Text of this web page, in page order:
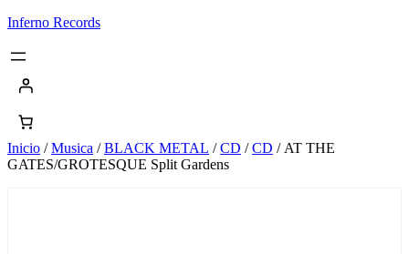
Saltar
contenido
Inferno Records
Inicio /Musica /BLACK METAL /CD /CD / AT THE
GATES/GROTESQUE Split Gardens